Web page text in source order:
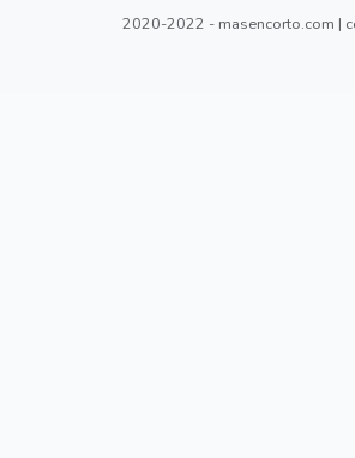
2020-2022 - masencorto.com |